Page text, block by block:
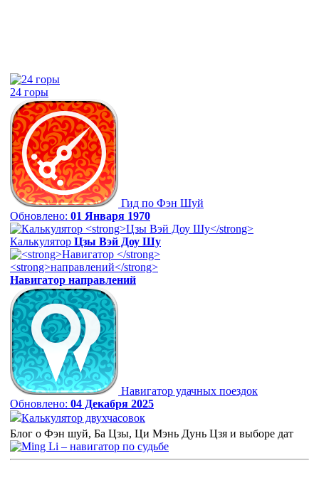
24 горы
Гид по Фэн Шуй
Обновлено: 01 Января 1970
Калькулятор Цзы Вэй Доу Шу
Навигатор направлений
Навигатор удачных поездок
Обновлено: 04 Декабря 2025
Калькулятор двухчасовок
Блог о Фэн шуй, Ба Цзы, Ци Мэнь Дунь Цзя и выборе дат